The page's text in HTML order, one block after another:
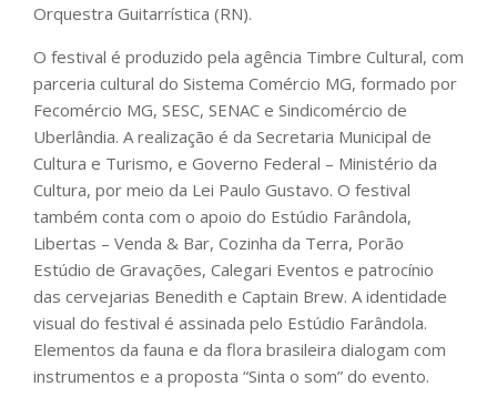
Orquestra Guitarrística (RN).
O festival é produzido pela agência Timbre Cultural, com
parceria cultural do Sistema Comércio MG, formado por
Fecomércio MG, SESC, SENAC e Sindicomércio de
Uberlândia. A realização é da Secretaria Municipal de
Cultura e Turismo, e Governo Federal – Ministério da
Cultura, por meio da Lei Paulo Gustavo. O festival
também conta com o apoio do Estúdio Farândola,
Libertas – Venda & Bar, Cozinha da Terra, Porão
Estúdio de Gravações, Calegari Eventos e patrocínio
das cervejarias Benedith e Captain Brew. A identidade
visual do festival é assinada pelo Estúdio Farândola.
Elementos da fauna e da flora brasileira dialogam com
instrumentos e a proposta “Sinta o som” do evento.